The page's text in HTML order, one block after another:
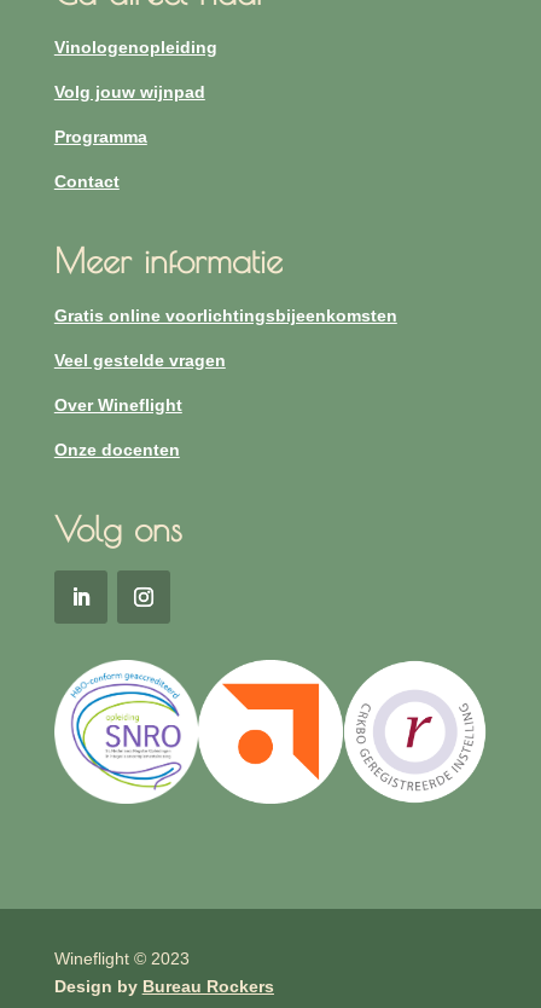
Vinologenopleiding
Volg jouw wijnpad
Programma
Contact
Meer informatie
Gratis online voorlichtingsbijeenkomsten
Veel gestelde vragen
Over Wineflight
Onze docenten
Volg ons
Wineflight © 2023
Design by Bureau Rockers